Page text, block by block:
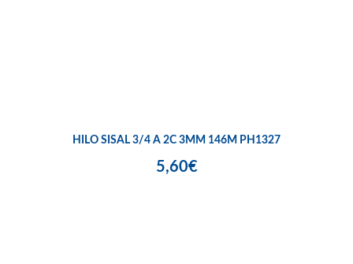
HILO SISAL 3/4 A 2C 3MM 146M PH1327
5,60€